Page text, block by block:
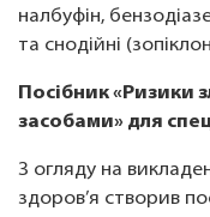
налбуфін,
та снодійні
Посібник «Ризики
засобами» для
З огляду на
здоров’я створив